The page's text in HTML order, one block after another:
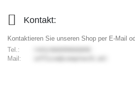
Kontakt:
Kontaktieren Sie unseren Shop per E-Mail
Tel.:
Mail: